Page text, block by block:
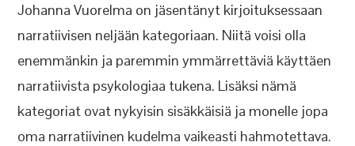
Johanna Vuorelma on jäsentänyt kirjoituksessaan
narratiivisen neljään kategoriaan. Niitä voisi olla
enemmänkin ja paremmin ymmärrettäviä käyttäen
narratiivista psykologiaa tukena. Lisäksi nämä
kategoriat ovat nykyisin sisäkkäisiä ja monelle jopa
oma narratiivinen kudelma vaikeasti hahmotettava.